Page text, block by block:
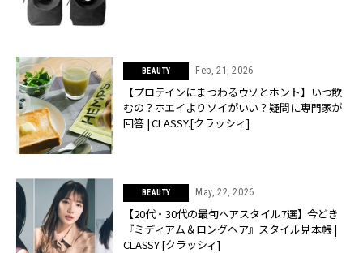
BEAUTY Feb, 21, 2026
【プロテインにまつわるウソとホント】いつ飲
むの？ホエイよりソイがいい？疑問に専門家が
回答 | CLASSY.[クラッシィ]
BEAUTY May, 22, 2026
【20代・30代の最旬ヘアスタイル7選】今どき
『ミディアム＆ロングヘア』スタイル見本帳 |
CLASSY.[クラッシィ]